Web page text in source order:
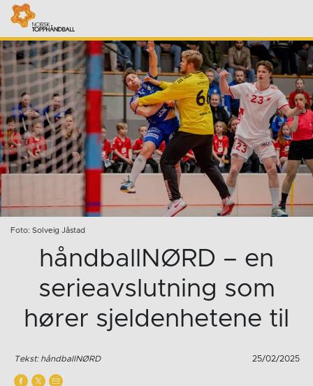
Foto: Solveig Jåstad
håndballNØRD – en
serieavslutning som
hører sjeldenhetene til
Tekst: håndballNØRD 25/02/2025